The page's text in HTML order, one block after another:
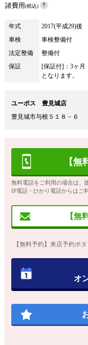
諸費用(税込)
年式 2017(平成29)後
車検
車検整備付
法定整備
整備付
保証
[保証付]：3ヶ月
となります。
ユーポス 豊見城店
豊見城市与根５１８－６
【
無料電話をご利用の場合は、
IP電話・ひかり電話からはご
【無
【無料予約】来店予約ボ
オ